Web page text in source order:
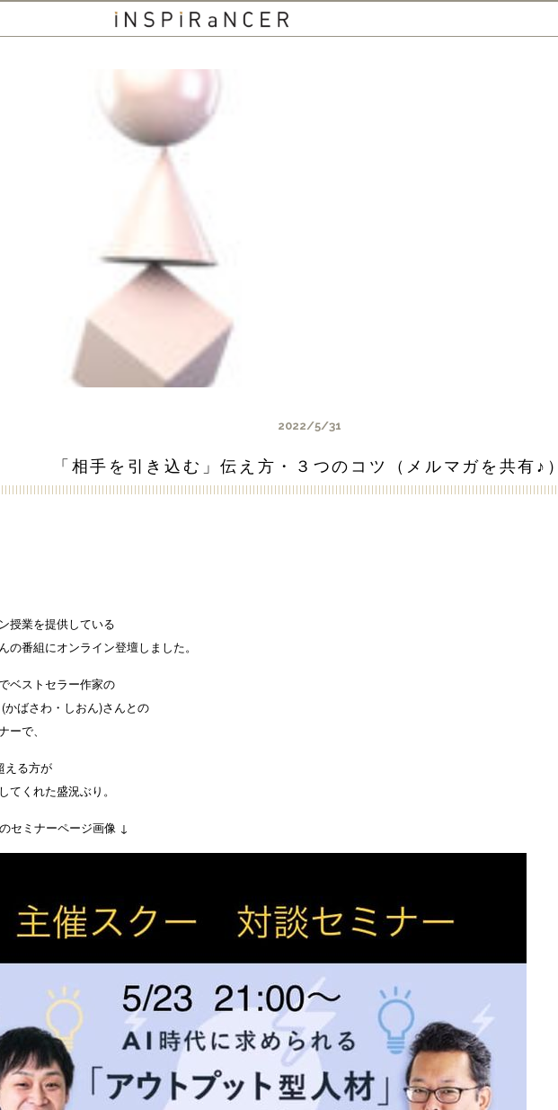
2022/5/31
「相手を引き込む」伝え方・３つのコツ（メルマガを共有♪）
授業を提供している
の番組にオンライン登壇しました。
ベストセラー作家の
かばさわ・しおん)さんとの
ーで、
える方が
てくれた盛況ぶり。
セミナーページ画像 ↓